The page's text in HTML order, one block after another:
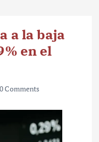
a la baja
en el
Comments